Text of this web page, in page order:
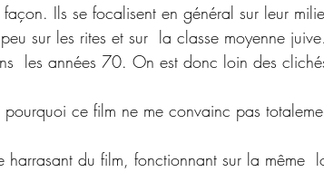
Ils se focalisent en général sur leur
sur les rites et sur  la classe moyenne
les années 70. On est donc loin des
ce film ne me convainc pas
harrasant du film, fonctionnant sur la même